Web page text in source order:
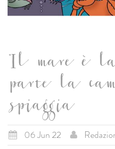
"Il mare è
parte la
spiaggia
06 Jun 22